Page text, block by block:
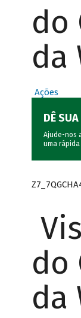
do
da
Ações
DÊ
Ajude-nos
uma rápida
do
da